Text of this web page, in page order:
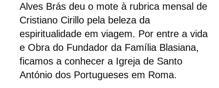
Alves Brás deu o mote à rubrica mensal de
Cristiano Cirillo pela beleza da
espiritualidade em viagem. Por entre a vida
e Obra do Fundador da Família Blasiana,
ficamos a conhecer a Igreja de Santo
António dos Portugueses em Roma.